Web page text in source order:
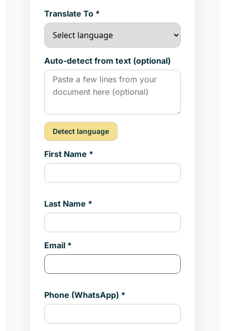
Translate To *
Auto-detect from text (optional)
Detect language
First Name *
Last Name *
Email *
Phone (WhatsApp) *